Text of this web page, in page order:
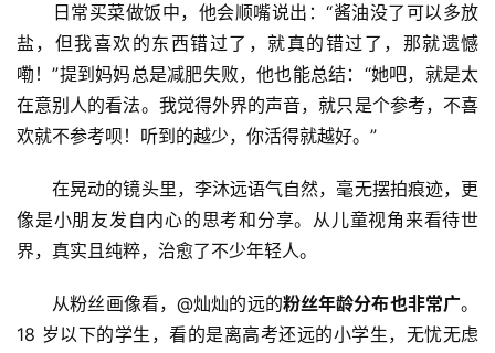
日常买菜做饭中，他会顺嘴说出：“酱油没了可以多放
盐，但我喜欢的东西错过了，就真的错过了，那就遗憾
嘞！”提到妈妈总是减肥失败，他也能总结：“她吧，就是太
在意别人的看法。我觉得外界的声音，就只是个参考，不喜
欢就不参考呗！听到的越少，你活得就越好。”
在晃动的镜头里，李沐远语气自然，毫无摆拍痕迹，更
像是小朋友发自内心的思考和分享。从儿童视角来看待世
界，真实且纯粹，治愈了不少年轻人。
从粉丝画像看，@灿灿的远的粉丝年龄分布也非常广。
18 岁以下的学生，看的是离高考还远的小学生，无忧无虑